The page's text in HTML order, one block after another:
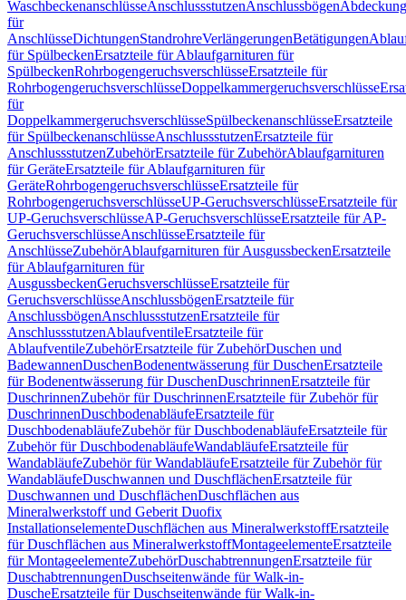
WaschbeckenanschlüsseAnschlussstutzenAnschlussbögen
für
AnschlüsseDichtungenStandrohreVerlängerungenBetätigungen
für SpülbeckenErsatzteile für Ablaufgarnituren für
SpülbeckenRohrbogengeruchsverschlüsseErsatzteile für
RohrbogengeruchsverschlüsseDoppelkammergeruchsverschlüsse
für
DoppelkammergeruchsverschlüsseSpülbeckenanschlüsseErsatzteile
für SpülbeckenanschlüsseAnschlussstutzenErsatzteile für
AnschlussstutzenZubehörErsatzteile für ZubehörAblaufgarnituren
für GeräteErsatzteile für Ablaufgarnituren für
GeräteRohrbogengeruchsverschlüsseErsatzteile für
RohrbogengeruchsverschlüsseUP-GeruchsverschlüsseErsatzteile für
UP-GeruchsverschlüsseAP-GeruchsverschlüsseErsatzteile für AP-
GeruchsverschlüsseAnschlüsseErsatzteile für
AnschlüsseZubehörAblaufgarnituren für AusgussbeckenErsatzteile
für Ablaufgarnituren für
AusgussbeckenGeruchsverschlüsseErsatzteile für
GeruchsverschlüsseAnschlussbögenErsatzteile für
AnschlussbögenAnschlussstutzenErsatzteile für
AnschlussstutzenAblaufventileErsatzteile für
AblaufventileZubehörErsatzteile für ZubehörDuschen und
BadewannenDuschenBodenentwässerung für DuschenErsatzteile
für Bodenentwässerung für DuschenDuschrinnenErsatzteile für
DuschrinnenZubehör für DuschrinnenErsatzteile für Zubehör für
DuschrinnenDuschbodenabläufeErsatzteile für
DuschbodenabläufeZubehör für DuschbodenabläufeErsatzteile für
Zubehör für DuschbodenabläufeWandabläufeErsatzteile für
WandabläufeZubehör für WandabläufeErsatzteile für Zubehör für
WandabläufeDuschwannen und DuschflächenErsatzteile für
Duschwannen und DuschflächenDuschflächen aus
Mineralwerkstoff und Geberit Duofix
InstallationselementeDuschflächen aus MineralwerkstoffErsatzteile
für Duschflächen aus MineralwerkstoffMontageelementeErsatzteile
für MontageelementeZubehörDuschabtrennungenErsatzteile für
DuschabtrennungenDuschseitenwände für Walk-in-
DuscheErsatzteile für Duschseitenwände für Walk-in-